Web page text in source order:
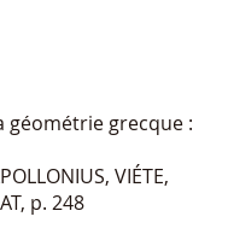
géométrie grecque :
VIÉTE,
p. 248